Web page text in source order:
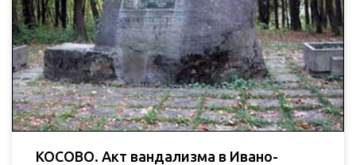
КОСОВО. Акт вандализма в Ивано-